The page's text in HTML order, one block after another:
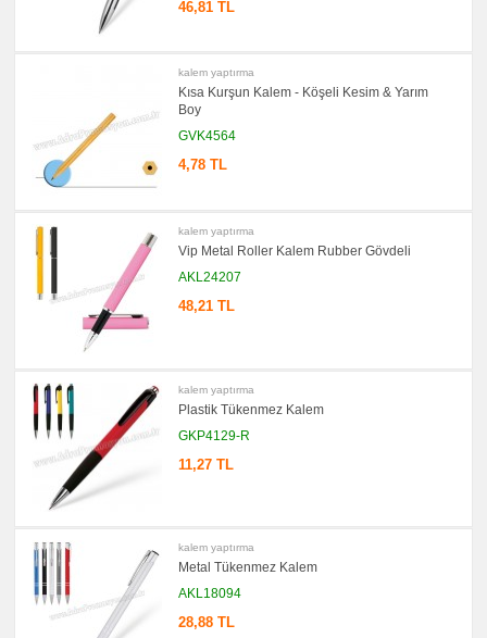
46,81 TL
kalem yaptırma
Kısa Kurşun Kalem - Köşeli Kesim & Yarım
Boy
GVK4564
4,78 TL
kalem yaptırma
Vip Metal Roller Kalem Rubber Gövdeli
AKL24207
48,21 TL
kalem yaptırma
Plastik Tükenmez Kalem
GKP4129-R
11,27 TL
kalem yaptırma
Metal Tükenmez Kalem
AKL18094
28,88 TL